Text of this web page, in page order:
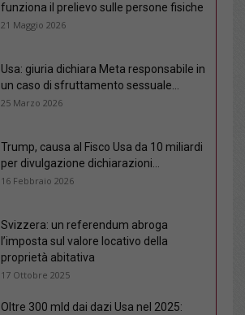
funziona il prelievo sulle persone fisiche
21 Maggio 2026
Usa: giuria dichiara Meta responsabile in
un caso di sfruttamento sessuale...
25 Marzo 2026
Trump, causa al Fisco Usa da 10 miliardi
per divulgazione dichiarazioni...
16 Febbraio 2026
Svizzera: un referendum abroga
l’imposta sul valore locativo della
proprietà abitativa
17 Ottobre 2025
Oltre 300 mld dai dazi Usa nel 2025: